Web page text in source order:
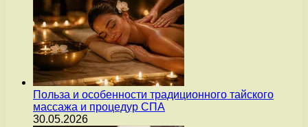
Польза и особенности традиционного тайского
массажа и процедур СПА
30.05.2026